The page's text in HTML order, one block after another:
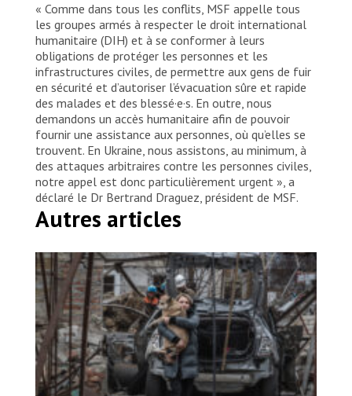
« Comme dans tous les conflits, MSF appelle tous
les groupes armés à respecter le droit international
humanitaire (DIH) et à se conformer à leurs
obligations de protéger les personnes et les
infrastructures civiles, de permettre aux gens de fuir
en sécurité et d’autoriser l’évacuation sûre et rapide
des malades et des blessé·e·s. En outre, nous
demandons un accès humanitaire afin de pouvoir
fournir une assistance aux personnes, où qu’elles se
trouvent. En Ukraine, nous assistons, au minimum, à
des attaques arbitraires contre les personnes civiles,
notre appel est donc particulièrement urgent », a
déclaré le Dr Bertrand Draguez, président de MSF.
Autres articles